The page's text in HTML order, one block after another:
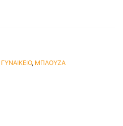
ΓΥΝΑΙΚΕΙΟ, ΜΠΛΟΥΖΑ